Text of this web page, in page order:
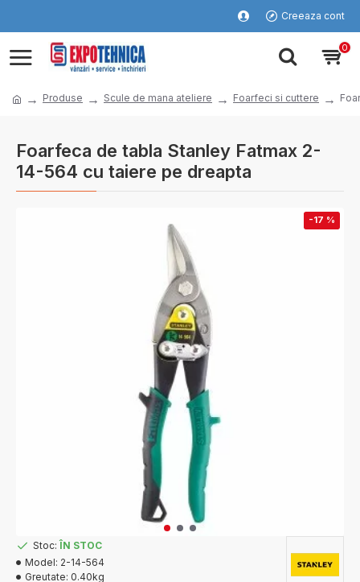
Creeaza cont
0
Produse Scule de mana ateliere Foarfeci si cuttere
Foarfeca de tabla Stanley Fatmax 2-
14-564 cu taiere pe dreapta
-17 %
Stoc: ÎN STOC
Model: 2-14-564
Greutate: 0.40kg